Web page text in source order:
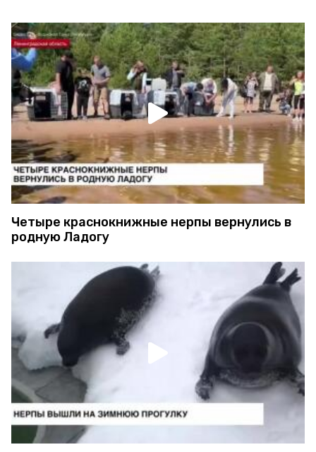
Четыре краснокнижные нерпы вернулись в
родную Ладогу